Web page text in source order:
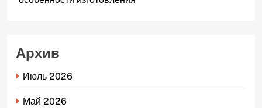
Архив
Июль 2026
Май 2026